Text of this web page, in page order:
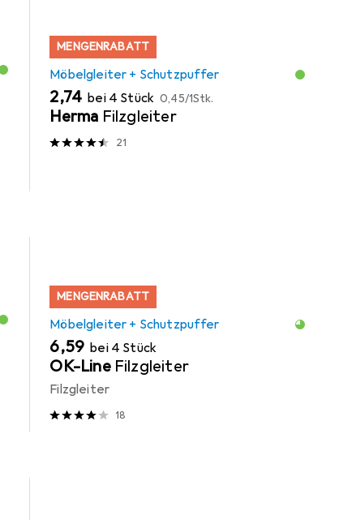
MENGENRABATT
Möbelgleiter + Schutzpuffer
EUR
2,74 bei 4 Stück EUR
0,45/1Stk.
Herma Filzgleiter
21
MENGENRABATT
Möbelgleiter + Schutzpuffer
EUR
6,59 bei 4 Stück
OK-Line Filzgleiter
Filzgleiter
18